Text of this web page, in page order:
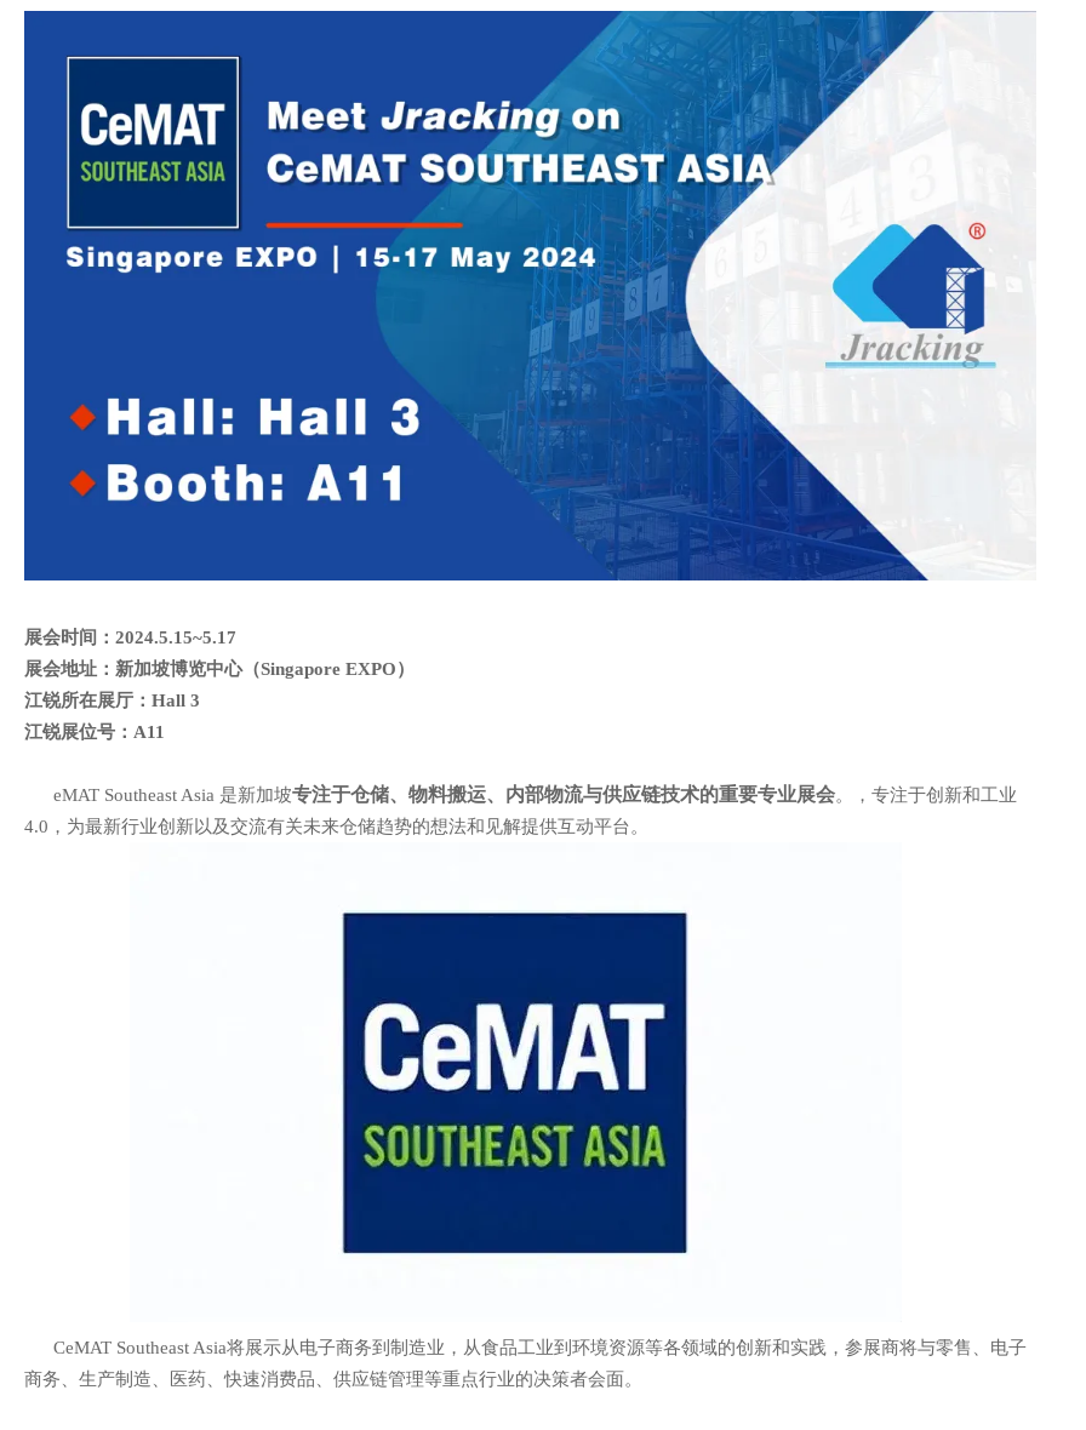
展会时间： 2024.5.15~5.17
展会地址：新加坡博览中心（Singapore EXPO）
江锐所在展厅： Hall 3
江锐展位号： A11
eMAT Southeast Asia 是新加坡专注于仓储、物料搬运、内部物流与供应链技术的重要专业展会。
，专注于创新和工业
4.0 ，为最新行业创新以及交流有关未来仓储趋势的想法和见解提供互动平台。
CeMAT Southeast Asia将展示从电子商务到制造业，从食品工业到环境资源等各领域的创新和实践，参展商将与零售、电子
商务、生产制造、医药、快速消费品、供应链管理等重点行业的决策者会面。